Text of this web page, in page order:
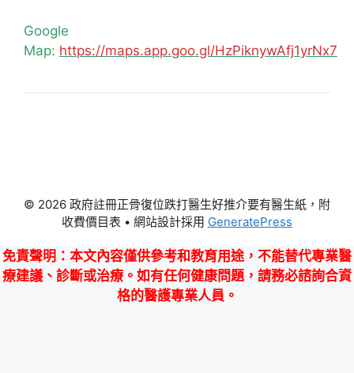
Google
Map: https://maps.app.goo.gl/HzPiknywAfj1yrNx7
© 2026 政府註冊正骨復位跌打醫生好推介要有醫生紙，附
收費價目表 • 網站設計採用 GeneratePress
免責聲明 ：本文內容僅供參考和教育用途，不能替代專業醫
療建議、診斷或治療。如有任何健康問題，請務必諮詢合資
格的醫護專業人員。